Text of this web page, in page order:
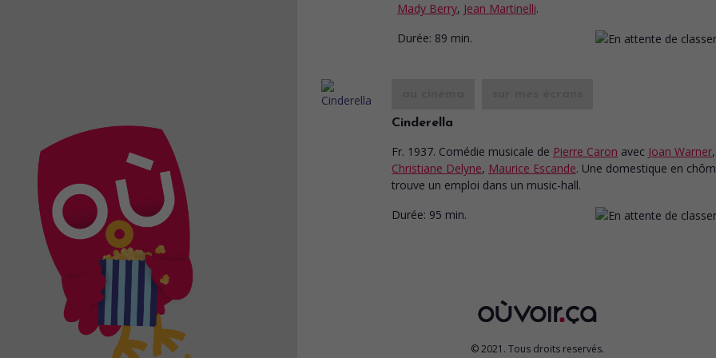
Mady Berry, Jean Martinelli.
Durée: 89 min.
Cinderella
Fr. 1937. Comédie musicale de Pierre Caron avec Joan Warner,
Christiane Delyne, Maurice Escande. Une domestique en
trouve un emploi dans un music-hall.
Durée: 95 min.
© 2021. Tous droits reservés.